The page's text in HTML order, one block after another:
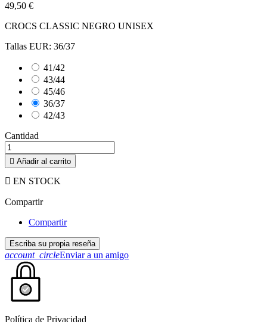
49,50 €
CROCS CLASSIC NEGRO UNISEX
Tallas EUR: 36/37
41/42
43/44
45/46
36/37
42/43
Cantidad
 Añadir al carrito
 EN STOCK
Compartir
Compartir
Escriba su propia reseña
account_circleEnviar a un amigo
Política de Privacidad